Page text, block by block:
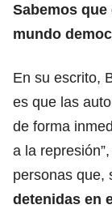
Sabemos
mundo
En su escrito,
es que las
de forma
a la
personas que,
detenidas en